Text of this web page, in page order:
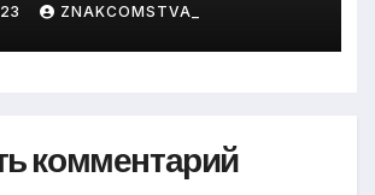
ZNAKCOMSTVA_
комментарий